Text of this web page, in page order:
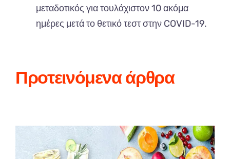
μεταδοτικός για τουλάχιστον 10 ακόμα
ημέρες μετά το θετικό τεστ στην COVID-19.
Προτεινόμενα άρθρα